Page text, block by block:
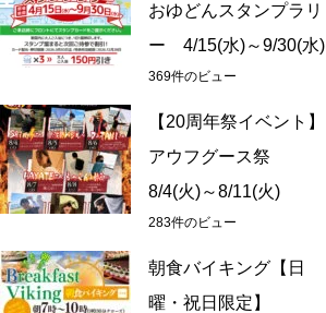
おゆどんスタンプラリ
ー 4/15(水)～9/30(水)
369件のビュー
【20周年祭イベント】
アウフグース祭
8/4(火)～8/11(火)
283件のビュー
朝食バイキング【日
曜・祝日限定】